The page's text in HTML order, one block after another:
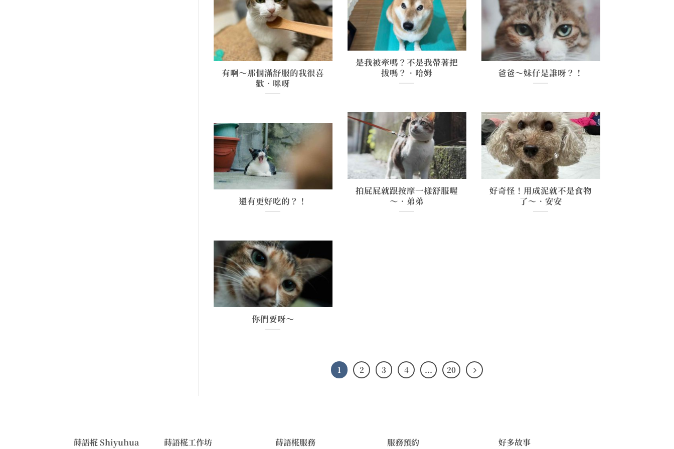
是我被牽嗎？不是我帶著把
拔嗎？•哈姆
有啊～那個滿舒服的我很喜
歡•咪呀
爸爸～妹仔是誰呀？！
拍屁屁就跟按摩一樣舒服喔
～•弟弟
好奇怪！用成泥就不是食物
了～•安安
還有更好吃的？！
你們要呀～
1 2 3 4 ... 20
蒔語椛 Shiyuhua 蒔語椛工作坊 蒔語椛服務 服務預約 好多故事